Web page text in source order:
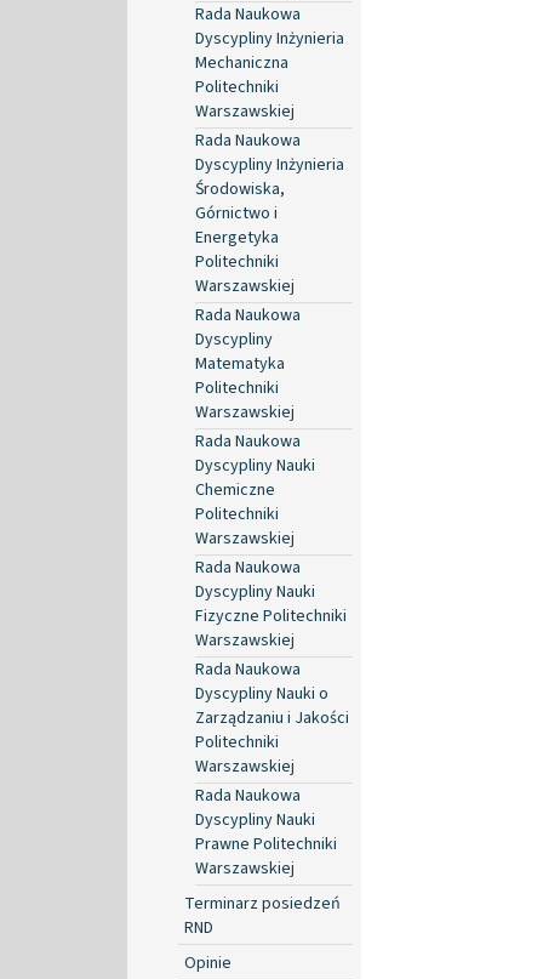
Rada Naukowa
Dyscypliny Inżynieria
Mechaniczna
Politechniki
Warszawskiej
Rada Naukowa
Dyscypliny Inżynieria
Środowiska,
Górnictwo i
Energetyka
Politechniki
Warszawskiej
Rada Naukowa
Dyscypliny
Matematyka
Politechniki
Warszawskiej
Rada Naukowa
Dyscypliny Nauki
Chemiczne
Politechniki
Warszawskiej
Rada Naukowa
Dyscypliny Nauki
Fizyczne Politechniki
Warszawskiej
Rada Naukowa
Dyscypliny Nauki o
Zarządzaniu i Jakości
Politechniki
Warszawskiej
Rada Naukowa
Dyscypliny Nauki
Prawne Politechniki
Warszawskiej
Terminarz posiedzeń
RND
Opinie